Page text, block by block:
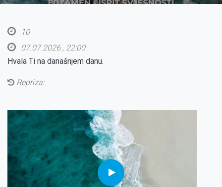
10
07.07.2026., 22:00
Hvala Ti na današnjem danu.
Repriza: